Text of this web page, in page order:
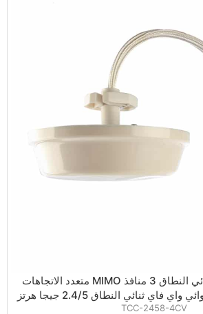
2.4/5 جيجا هرتز ثنائي النطاق 3 منافذ MIMO متعدد الاتجاهات
ثنائي النطاق 2.4/5 جيجا هرتز
TCC-2458-4CV